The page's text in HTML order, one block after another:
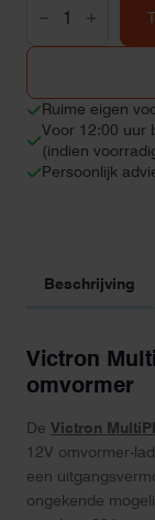
12V/500VA
aantal
Ruime eigen
Voor 12:00 uur
(indien
Persoonlijk
Beschrijving
Victron
omvormer
De Victron
12V omvormer-
een
ongekende